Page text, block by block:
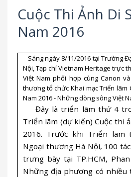
Cuộc Thi Ảnh Di
Nam 2016
Sáng ngày 8/11/2016 tại Trường
Nội, Tạp chí Vietnam Heritage trực
Việt Nam phối hợp cùng Canon
thương tổ chức Khai mạc Triển lãm
Nam 2016 - Những dòng sông Việt
Đây là triển lãm thứ 4
Triển lãm (dự kiến) Cuộc thi
2016. Trước khi Triển lãm
Ngoại thương Hà Nội, 100
trưng bày tại TP.HCM,
Những địa phương có nhiều